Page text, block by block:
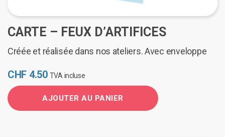
CARTE – FEUX D’ARTIFICES
Créée et réalisée dans nos ateliers. Avec enveloppe
CHF 4.50 TVA incluse
AJOUTER AU PANIER